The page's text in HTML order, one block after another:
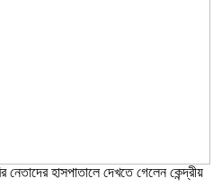
হাসপাতালে দেখতে গেলেন কেন্দ্রীয়